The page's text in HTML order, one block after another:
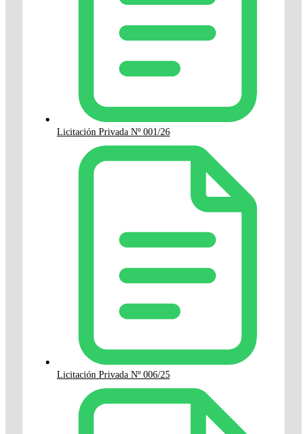
Licitación Privada Nº 001/26
Licitación Privada Nº 006/25